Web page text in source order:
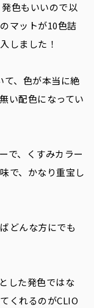
色もいいので以
マットが10色詰
しました！
て、色が本当に絶
い配色になってい
で、くすみカラー
で、かなり重宝し
どんな方にでも
した発色ではな
くれるのがCLIO